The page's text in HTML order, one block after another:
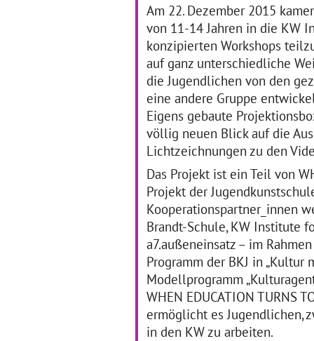
Am 22. Dezember 2015
von 11-14 Jahren in die KW
konzipierten Workshops
auf ganz unterschiedliche
die Jugendlichen von den
eine andere Gruppe
Eigens gebaute
völlig neuen Blick auf die
Lichtzeichnungen zu den
Das Projekt ist ein Teil von
Projekt der
Kooperationspartner_innen
Brandt-Schule, KW Institute
a7.außeneinsatz – im
Programm der BKJ in „Kultur
Modellprogramm
WHEN EDUCATION TURNS
ermöglicht es Jugendlichen,
in den KW zu arbeiten.
Ich höre was, was Du
nicht siehst
11.02.2019–31.05.2019
Für zwei SAPH-Klassen
(jahrgangsübergreifend 1,2)
wurden die Klassenzimmer
durch die Zusammenarbeit
mit der Künstlerin Anna
Falkenstein in
wöchentlichen Terminen zu
… mehr